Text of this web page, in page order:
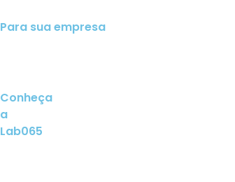
Para sua empresa
Conheça
a
Lab065